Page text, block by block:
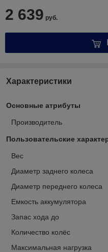
2 639 руб.
Характеристики
Основные атрибуты
Производитель
Пользовательские
Вес
Диаметр заднего колеса
Диаметр переднего колеса
Емкость аккумулятора
Запас хода до
Количество колёс
Максимальная нагрузка